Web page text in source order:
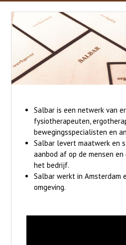
Salbar is een netwerk van
fysiotherapeuten,
bewegingsspecialisten en
Salbar levert maatwerk en
aanbod af op de mensen
het bedrijf.
Salbar werkt in Amsterdam
omgeving.